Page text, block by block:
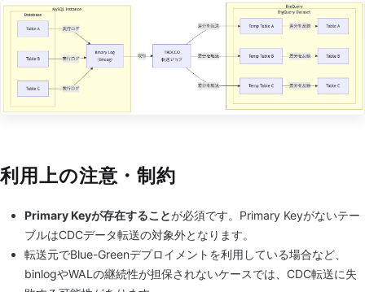
利用上の注意・制約
Primary Keyが存在することが必須です。Primary Keyがないテー
ブルはCDCデータ転送の対象外となります。
転送元でBlue-Greenデプロイメントを利用している場合など、
binlogやWALの継続性が担保されないケースでは、CDC転送に失